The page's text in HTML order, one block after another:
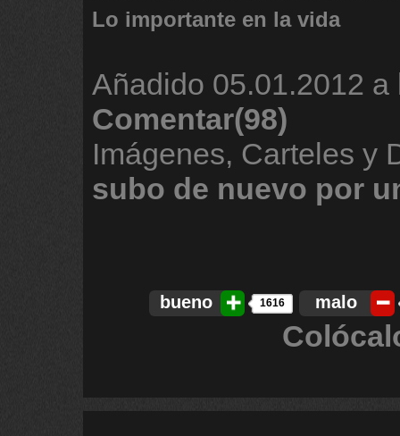
Lo importante en la vida
Añadido 05.01.2012 a
Comentar(98)
Imágenes, Carteles y
subo de nuevo por
bueno 1616 malo